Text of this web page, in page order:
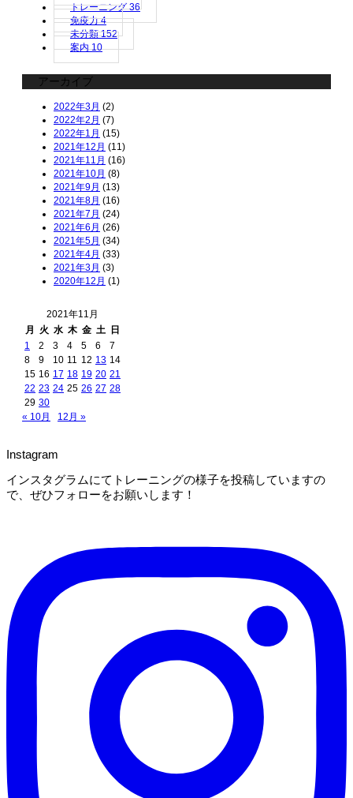
トレーニング36
免疫力4
未分類152
案内10
アーカイブ
2022年3月 (2)
2022年2月 (7)
2022年1月 (15)
2021年12月 (11)
2021年11月 (16)
2021年10月 (8)
2021年9月 (13)
2021年8月 (16)
2021年7月 (24)
2021年6月 (26)
2021年5月 (34)
2021年4月 (33)
2021年3月 (3)
2020年12月 (1)
2021年11月
月
火 水 木 金 土
日
1
2 3 4 5 6
7
8
9 10 11 12 13 14
15 16 17 18 19 20 21
22 23 24 25 26 27 28
29 30
« 10月
12月 »
Instagram
インスタグラムにてトレーニングの様子を投稿していますの
で、ぜひフォローをお願いします！